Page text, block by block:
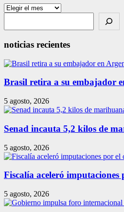
Archivos
noticias recientes
Brasil retira a su embajador
5 agosto, 2026
Senad incauta 5,2 kilos de
5 agosto, 2026
Fiscalía aceleró
5 agosto, 2026